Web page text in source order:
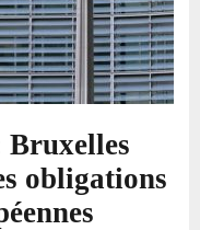
Bruxelles
obligations